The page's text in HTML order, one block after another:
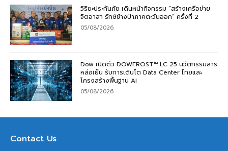
วิริยะประกันภัย เดินหน้ากิจกรรม “สร้างเครือข่าย
จิตอาสา รักษ์ช้างป่าภาคตะวันออก” ครั้งที่ 2
05/08/2026
Dow เปิดตัว DOWFROST™ LC 25 นวัตกรรมสาร
หล่อเย็น รับการเติบโต Data Center ไทยและ
โครงสร้างพื้นฐาน AI
05/08/2026
Contact Us